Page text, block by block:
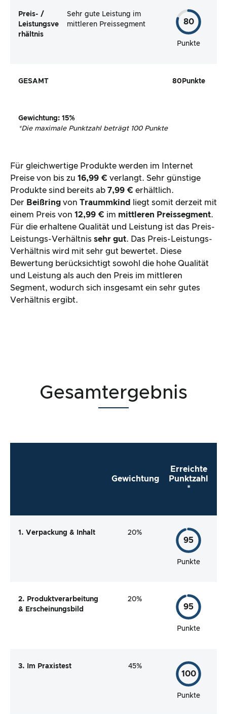
Preis- /
Leistungsve
rhältnis
Sehr gute Leistung im
mittleren Preissegment
80
Punkte
GESAMT 80 Punkte
Gewichtung: 15%
*Die maximale Punktzahl beträgt 100 Punkte
Für gleichwertige Produkte werden im Internet
Preise von bis zu 16,99 € verlangt. Sehr günstige
Produkte sind bereits ab 7,99 € erhältlich.
Der Beißring von Traummkind
liegt somit derzeit mit
einem Preis von 12,99 € im mittleren Preissegment.
Für die erhaltene Qualität und Leistung ist das Preis-
Leistungs-Verhältnis sehr gut. Das Preis-Leistungs-
Verhältnis wird mit sehr gut bewertet. Diese
Bewertung berücksichtigt sowohl die hohe Qualität
und Leistung als auch den Preis im mittleren
Segment, wodurch sich insgesamt ein sehr gutes
Verhältnis ergibt.
Gesamtergebnis
Gewichtung
Erreichte
Punktzahl
*
1. Verpackung & Inhalt 20%
95
Punkte
2. Produktverarbeitung
& Erscheinungsbild
20%
95
Punkte
3. Im Praxistest 45%
100
Punkte